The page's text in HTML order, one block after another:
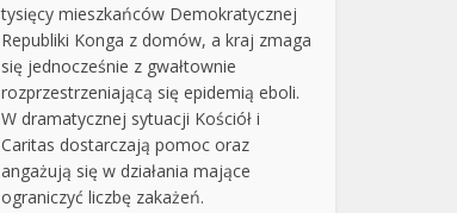
tysięcy mieszkańców Demokratycznej
Republiki Konga z domów, a kraj zmaga
się jednocześnie z gwałtownie
rozprzestrzeniającą się epidemią eboli.
W dramatycznej sytuacji Kościół i
Caritas dostarczają pomoc oraz
angażują się w działania mające
ograniczyć liczbę zakażeń.